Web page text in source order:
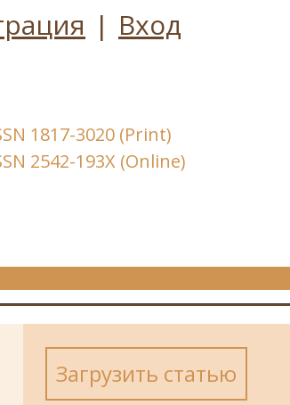
| Вход
1817-3020 (Print)
2542-193X (Online)
Загрузить статью